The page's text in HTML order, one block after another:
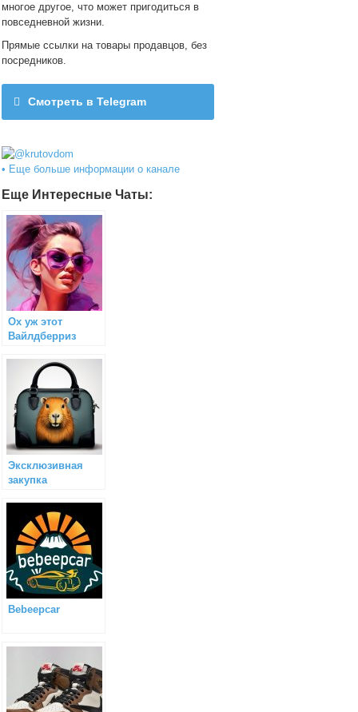
многое другое, что может пригодиться в
повседневной жизни.
Прямые ссылки на товары продавцов, без
посредников.
Смотреть в Telegram
• Еще больше информации о канале
Еще Интересные Чаты:
Ох уж этот
Вайлдберриз
Эксклюзивная
закупка
Bebeepcar